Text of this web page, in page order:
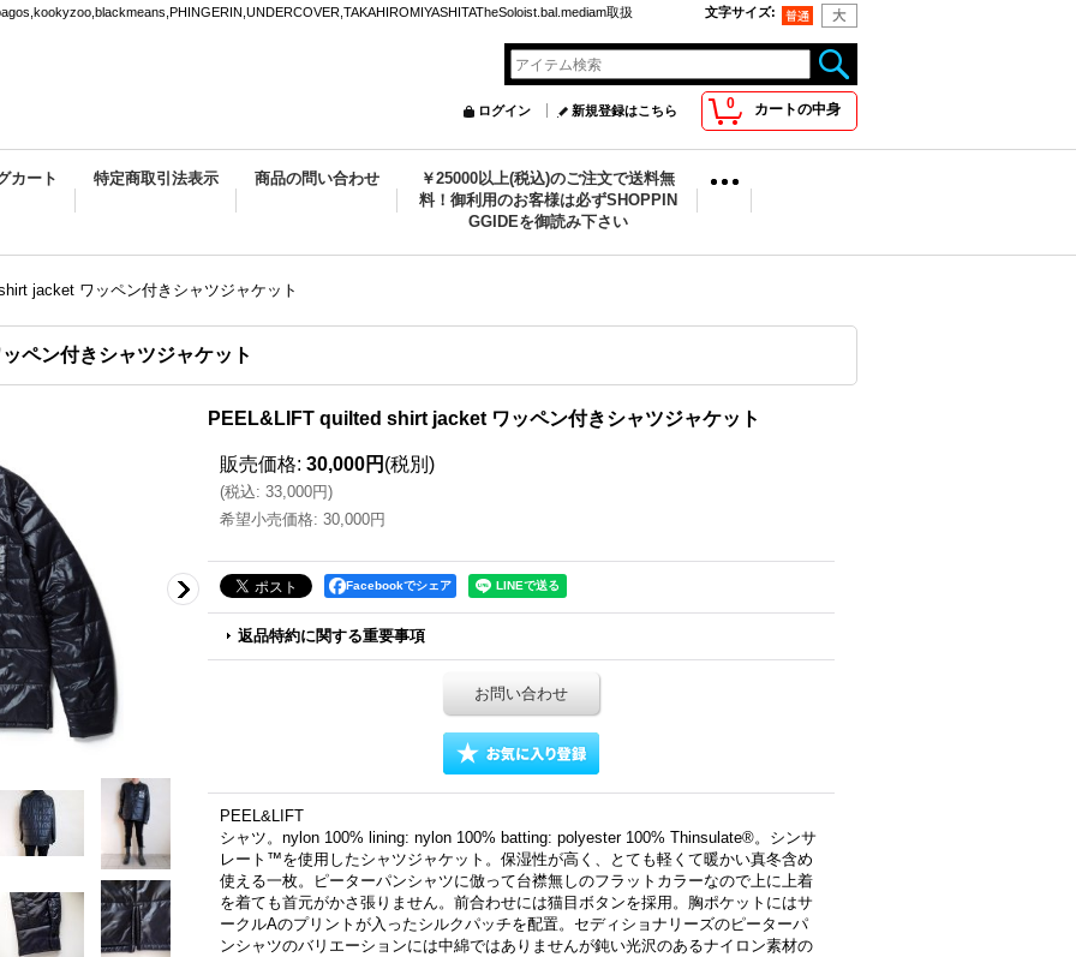
取扱 文字サイズ:
0 カートの中身
ログイン 新規登録はこちら
カート 特定商取引法表示 商品の問い合わせ
￥25000以上(税込)のご注文で送料無
料！御利用のお客様は必ずSHOPPIN
GGIDEを御読み下さい
jacket ワッペン付きシャツジャケット
ペン付きシャツジャケット
PEEL&LIFT quilted shirt jacket ワッペン付きシャツジャケット
販売価格: 30,000円 (税別)
(税込: 33,000円)
希望小売価格: 30,000円
Facebookでシェア
返品特約に関する重要事項
お問い合わせ
PEEL&LIFT
シャツ。nylon 100% lining: nylon 100% batting: polyester 100% Thinsulate®。シンサ
レート™を使用したシャツジャケット。保湿性が高く、とても軽くて暖かい真冬含め
使える一枚。ピーターパンシャツに倣って台襟無しのフラットカラーなので上に上着
を着ても首元がかさ張りません。前合わせには猫目ボタンを採用。胸ポケットにはサ
ークルAのプリントが入ったシルクパッチを配置。セディショナリーズのピーターパ
ンシャツのバリエーションには中綿ではありませんが鈍い光沢のあるナイロン素材の